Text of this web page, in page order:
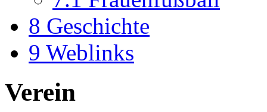
8 Geschichte
9 Weblinks
Verein